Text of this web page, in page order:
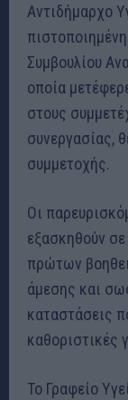
Αντιδήμαρχο
Συμβουλίου
οποία
στους
συνεργασίας,
συμμετοχής.
Οι
εξασκηθούν
πρώτων
άμεσης και
καταστάσεις
καθοριστικές
Το Γραφείο